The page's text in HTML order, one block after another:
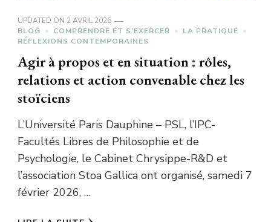
UPDATED ON 2 AVRIL 2026
BLOG
COMPRENDRE ET S'EXERCER
LA PRATIQUE
RÉFLEXIONS CONTEMPORAINES
Agir à propos et en situation : rôles,
relations et action convenable chez les
stoïciens
L’Université Paris Dauphine – PSL, l’IPC-
Facultés Libres de Philosophie et de
Psychologie, le Cabinet Chrysippe-R&D et
l’association Stoa Gallica ont organisé, samedi 7
février 2026, …